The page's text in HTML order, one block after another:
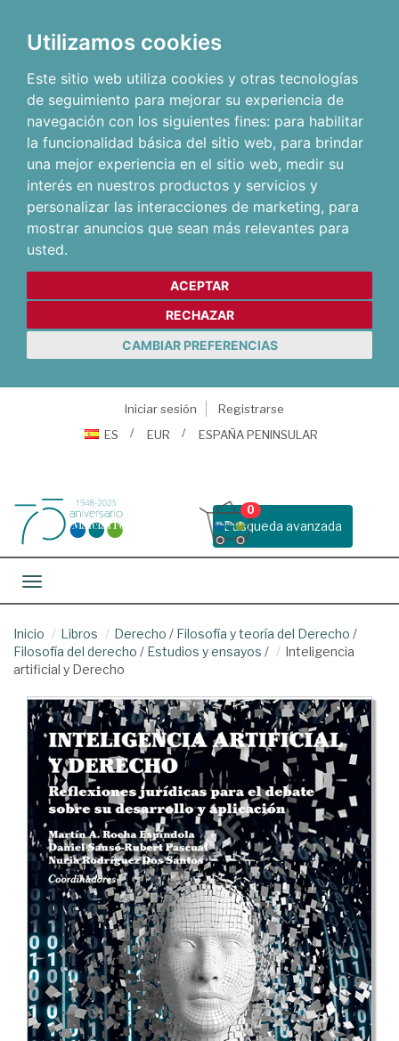
Utilizamos cookies
Este sitio web utiliza cookies y otras tecnologías
de seguimiento para mejorar su experiencia de
navegación con los siguientes fines: para habilitar
la funcionalidad básica del sitio web, para brindar
una mejor experiencia en el sitio web, medir su
interés en nuestros productos y servicios y
personalizar las interacciones de marketing, para
mostrar anuncios que sean más relevantes para
usted.
ACEPTAR
RECHAZAR
CAMBIAR PREFERENCIAS
Iniciar sesión
Registrarse
ES
EUR ESPAÑA PENINSULAR
Busqueda avanzada
0
Toggle navigation
Inicio Libros Derecho / Filosofía y teoría del Derecho /
Filosofía del derecho / Estudios y ensayos /
Inteligencia
artificial y Derecho